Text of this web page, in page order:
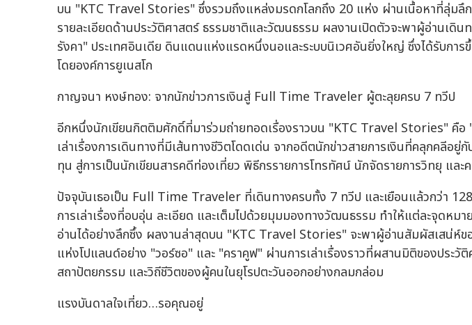
บน "KTC Travel Stories" ซึ่งรวมถึงแหล่งมรดกโลกถึง 20 แห่ง ผ่านเนื้อหาที่ลุ่มลึก
รายละเอียดด้านประวัติศาสตร์ ธรรมชาติและวัฒนธรรม ผลงานเปิดตัวจะพาผู้อ่านเดิ
รังคา" ประเทศอินเดีย ดินแดนแห่งแรดหนึ่งนอและระบบนิเวศอันยิ่งใหญ่ ซึ่งได้รับการ
โดยองค์การยูเนสโก
กาญจนา หงษ์ทอง: จากนักข่าวการเงินสู่ Full Time Traveler ผู้ตะลุยครบ 7 ทวีป
อีกหนึ่งนักเขียนกิตติมศักดิ์ที่มาร่วมถ่ายทอดเรื่องราวบน "KTC Travel Stories" คื
เล่าเรื่องการเดินทางที่มีเส้นทางชีวิตโดดเด่น จากอดีตนักข่าวสายการเงินที่คลุกคลีอยู่
ทุน สู่การเป็นนักเขียนสารคดีท่องเที่ยว พิธีกรรายการโทรทัศน์ นักจัดรายการวิทยุ แล
ปัจจุบันเธอเป็น Full Time Traveler ที่เดินทางครบทั้ง 7 ทวีป และเยือนแล้วกว่า
การเล่าเรื่องที่อบอุ่น ละเอียด และเต็มไปด้วยมุมมองทางวัฒนธรรม ทำให้แต่ละจุดหมา
อ่านได้อย่างลึกซึ้ง ผลงานล่าสุดบน "KTC Travel Stories" จะพาผู้อ่านสัมผัสเสน่ห์ข
แห่งโปแลนด์อย่าง "วอร์ซอ" และ "คราคูฟ" ผ่านการเล่าเรื่องราวที่ผสานมิติของประวั
สถาปัตยกรรม และวิถีชีวิตของผู้คนในยุโรปตะวันออกอย่างกลมกล่อม
แรงบันดาลใจเที่ยว…รอคุณอยู่